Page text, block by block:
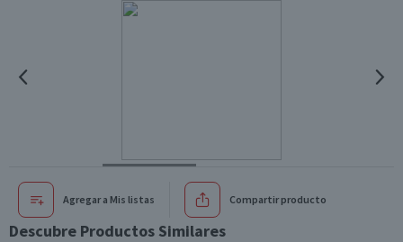
Agregar a Mis listas Compartir producto
Descubre Productos Similares